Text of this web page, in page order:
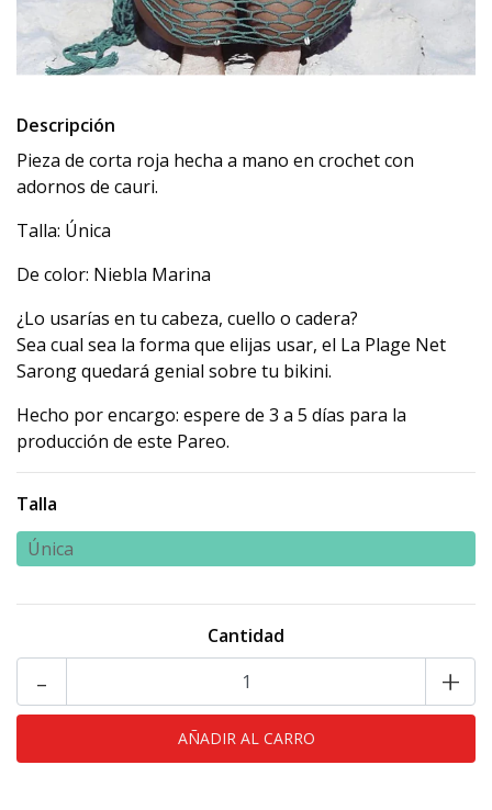
Descripción
Pieza de corta roja hecha a mano en crochet con
adornos de cauri.
Talla: Única
De color: Niebla Marina
¿Lo usarías en tu cabeza, cuello o cadera?
Sea cual sea la forma que elijas usar, el La Plage Net
Sarong quedará genial sobre tu bikini.
Hecho por encargo: espere de 3 a 5 días para la
producción de este Pareo.
Talla
Única
Cantidad
- +